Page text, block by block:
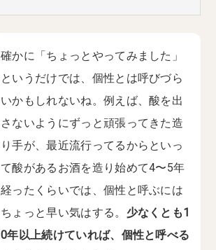
確かに「ちょっとやってみました」
というだけでは、個性とは呼びづら
いかもしれないね。例えば、酸を出
さないようにずっと頑張ってきた造
り手が、最近流行ってるからといっ
て酸があるお酒を造り始めて4〜5年
経ったくらいでは、個性と呼ぶには
ちょっと早い気はする。 少なくとも1
0年以上続けていれば、個性と呼べる